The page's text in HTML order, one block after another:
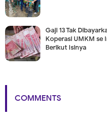
Gaji 13 Tak
Koperasi UMKM se
Berikut Isinya
COMMENTS